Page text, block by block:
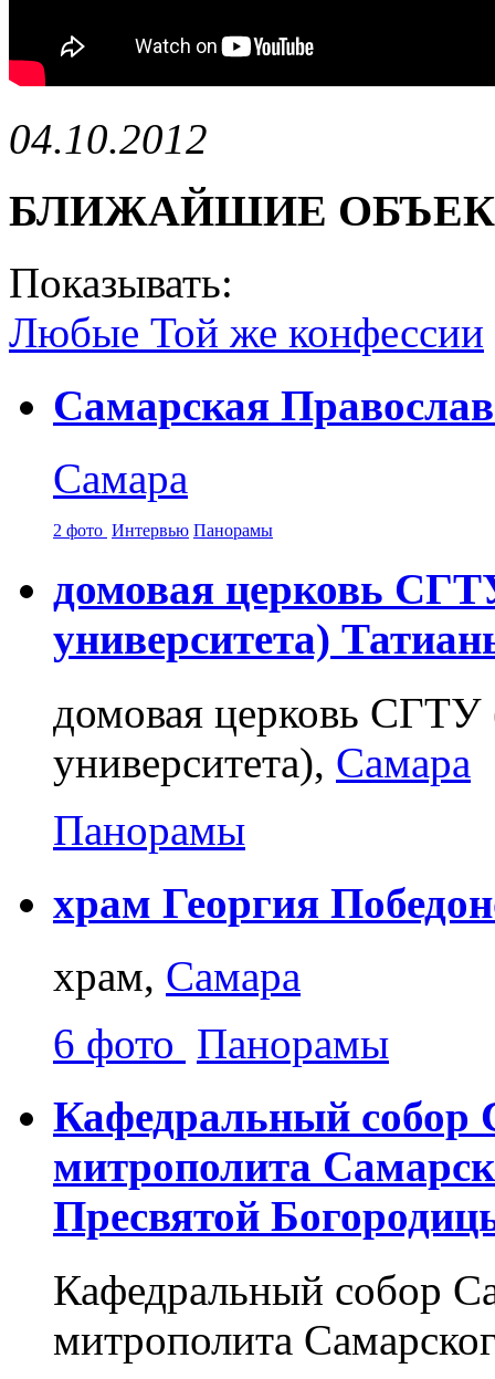
04.10.2012
БЛИЖАЙШИЕ
Показывать:
Любые Той же конфессии
Самарская
Самара
2 фото Интервью Панорамы
домовая церковь
университета)
домовая церковь СГТУ
университета), Самара
Панорамы
храм Георгия
храм, Самара
6 фото Панорамы
Кафедральный собор
митрополита
Пресвятой
Кафедральный собор
митрополита